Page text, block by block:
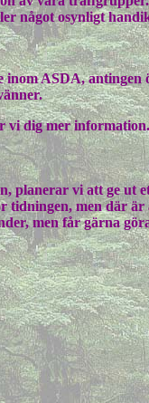
något osynligt
ASDA,
vi dig mer information.
planerar vi att ge ut
men där är
men får gärna